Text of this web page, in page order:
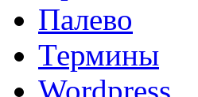
Палево
Термины
Wordpress